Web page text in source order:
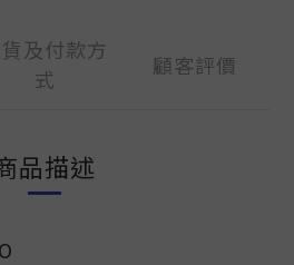
及付款方
式
顧客評價
品描述